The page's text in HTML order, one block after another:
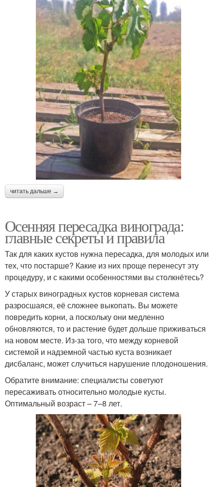
читать дальше →
Осенняя пересадка винограда:
главные секреты и правила
Так для каких кустов нужна пересадка, для молодых или
тех, что постарше? Какие из них проще перенесут эту
процедуру, и с какими особенностями вы столкнётесь?
У старых виноградных кустов корневая система
разросшаяся, её сложнее выкопать. Вы можете
повредить корни, а поскольку они медленно
обновляются, то и растение будет дольше приживаться
на новом месте. Из-за того, что между корневой
системой и надземной частью куста возникает
дисбаланс, может случиться нарушение плодоношения.
Обратите внимание: специалисты советуют
пересаживать относительно молодые кусты.
Оптимальный возраст – 7–8 лет.